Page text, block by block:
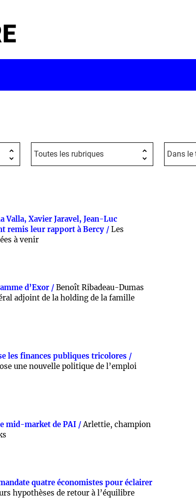
Valla, Xavier Jaravel, Jean-Luc
remis leur rapport à Bercy / Les
à venir
d’Exor / Benoît Ribadeau-Dumas
adjoint de la holding de la famille
les finances publiques tricolores /
une nouvelle politique de l’emploi
mid-market de PAI /Arlettie, champion
quatre économistes pour éclairer
hypothèses de retour à l’équilibre